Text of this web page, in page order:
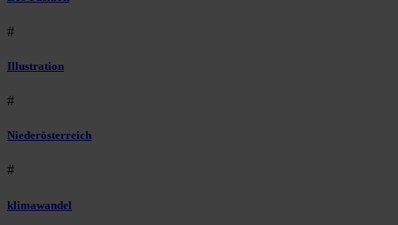
#
Illustration
#
Niederösterreich
#
klimawandel